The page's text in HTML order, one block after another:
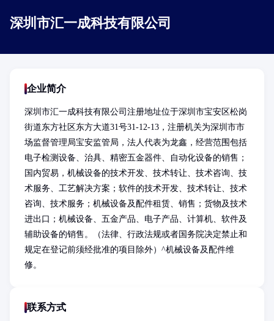
深圳市汇一成科技有限公司
企业简介
深圳市汇一成科技有限公司注册地址位于深圳市宝安区松岗
街道东方社区东方大道31号31-12-13，注册机关为深圳市市
场监督管理局宝安监管局，法人代表为龙鑫，经营范围包括
电子检测设备、治具、精密五金器件、自动化设备的销售；
国内贸易，机械设备的技术开发、技术转让、技术咨询、技
术服务、工艺解决方案；软件的技术开发、技术转让、技术
咨询、技术服务；机械设备及配件租赁、销售；货物及技术
进出口；机械设备、五金产品、电子产品、计算机、软件及
辅助设备的销售。（法律、行政法规或者国务院决定禁止和
规定在登记前须经批准的项目除外）^机械设备及配件维
修。
联系方式